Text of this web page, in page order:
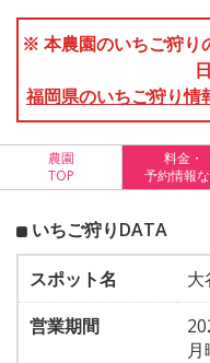
※ 本農園のいちご狩り
福岡県のいちご狩り情
農園
TOP
料金・
予約情報
いちご狩りDATA
スポット名
大
営業期間